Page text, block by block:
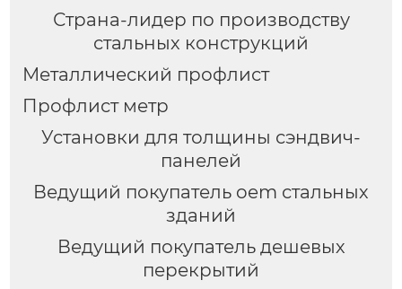
Страна-лидер по производству
стальных конструкций
Металлический профлист
Профлист метр
Установки для толщины сэндвич-
панелей
Ведущий покупатель oem стальных
зданий
Ведущий покупатель дешевых
перекрытий